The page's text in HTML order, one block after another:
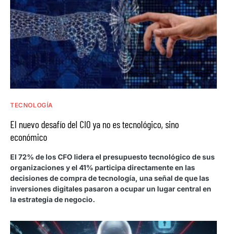
TECNOLOGÍA
El nuevo desafío del CIO ya no es tecnológico, sino
económico
El 72% de los CFO lidera el presupuesto tecnológico de sus
organizaciones y el 41% participa directamente en las
decisiones de compra de tecnología, una señal de que las
inversiones digitales pasaron a ocupar un lugar central en
la estrategia de negocio.